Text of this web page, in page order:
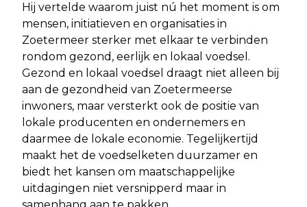
Hij vertelde waarom juist nú het moment is om
mensen, initiatieven en organisaties in
Zoetermeer sterker met elkaar te verbinden
rondom gezond, eerlijk en lokaal voedsel.
Gezond en lokaal voedsel draagt niet alleen bij
aan de gezondheid van Zoetermeerse
inwoners, maar versterkt ook de positie van
lokale producenten en ondernemers en
daarmee de lokale economie. Tegelijkertijd
maakt het de voedselketen duurzamer en
biedt het kansen om maatschappelijke
uitdagingen niet versnipperd maar in